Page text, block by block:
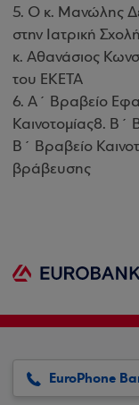
5. Ο κ. Μανώλης
στην Ιατρική
κ. Αθανάσιος
του ΕΚΕΤΑ
6. Α΄ Βραβείο
Καινοτομίας8.
Β΄ Βραβείο
βράβευσης
EuroPhone